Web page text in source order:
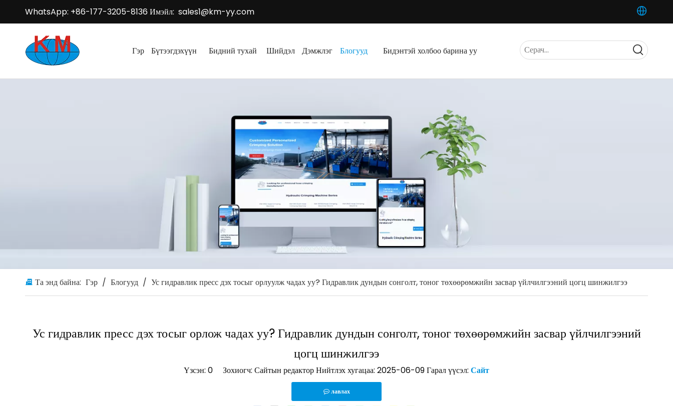
WhatsApp: +86-177-3205-8136 Имэйл: sales1@km-yy.com
Гэр Бүтээгдэхүүн Бидний тухай Шийдэл Дэмжлэг Блогууд Бидэнтэй холбоо барина уу
Та энд байна: Гэр / Блогууд / Ус гидравлик пресс дэх тосыг орлуулж чадах уу? Гидравлик дундын сонголт, тоног төхөөрөмжийн засвар үйлчилгээний цогц шинжилгээ
Ус гидравлик пресс дэх тосыг орлож чадах уу? Гидравлик дундын сонголт, тоног төхөөрөмжийн засвар үйлчилгээний
цогц шинжилгээ
Үзсэн: 0 Зохиогч: Сайтын редактор Нийтлэх хугацаа: 2025-06-09 Гарал үүсэл: Сайт
лавлах